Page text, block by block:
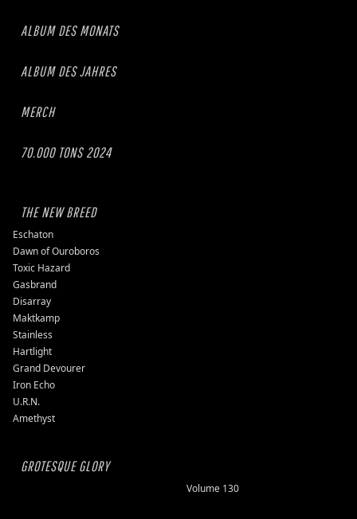
ALBUM DES MONATS
ALBUM DES JAHRES
MERCH
70.000 TONS 2024
THE NEW BREED
Eschaton
Dawn of Ouroboros
Toxic Hazard
Gasbrand
Disarray
Maktkamp
Stainless
Hartlight
Grand Devourer
Iron Echo
U.R.N.
Amethyst
GROTESQUE GLORY
Volume 130